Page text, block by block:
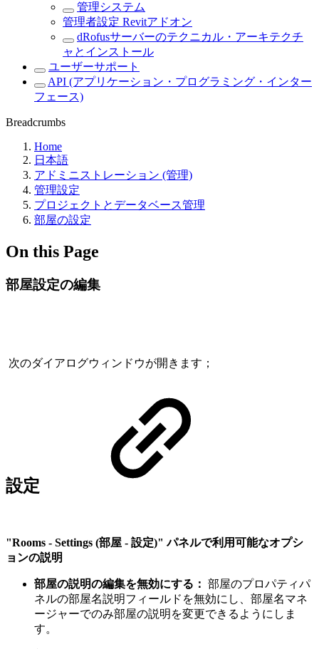
管理システム
管理者設定 Revitアドオン
dRofusサーバーのテクニカル・アーキテクチ
ャとインストール
ユーザーサポート
API (アプリケーション・プログラミング・インター
フェース)
Breadcrumbs
Home
日本語
アドミニストレーション (管理)
管理設定
プロジェクトとデータベース管理
部屋の設定
On this Page
部屋設定の編集
次のダイアログウィンドウが開きます；
設定
"Rooms - Settings (部屋 - 設定)" パネルで利用可能なオプシ
ョンの説明
部屋の説明の編集を無効にする： 部屋のプロパティパ
ネルの部屋名説明フィールドを無効にし、部屋名マネ
ージャーでのみ部屋の説明を変更できるようにしま
す。